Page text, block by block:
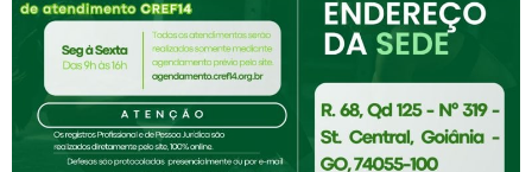
Inscrever